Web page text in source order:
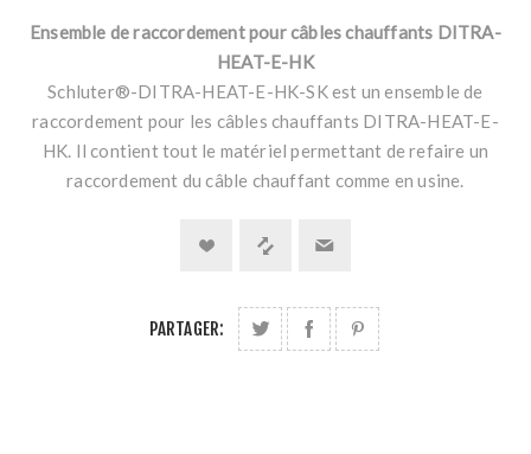
Ensemble de raccordement pour câbles chauffants DITRA-
HEAT-E-HK
Schluter®-DITRA-HEAT-E-HK-SK est un ensemble de
raccordement pour les câbles chauffants DITRA-HEAT-E-
HK. Il contient tout le matériel permettant de refaire un
raccordement du câble chauffant comme en usine.
PARTAGER: